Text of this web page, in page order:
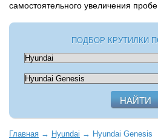
самостоятельного увеличения
ПОДБОР КРУТИЛКИ
Главная → Hyundai → Hyundai Genesis